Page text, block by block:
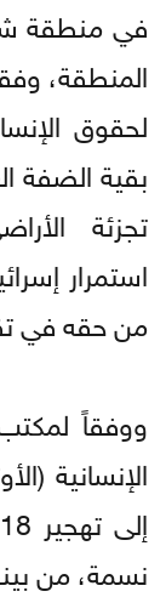
في منطقة
المنطقة،
لحقوق
بقية الضفة
تجزئة
استمرار
من حقه في
ووفقاً
الإنسانية
نسمة، من